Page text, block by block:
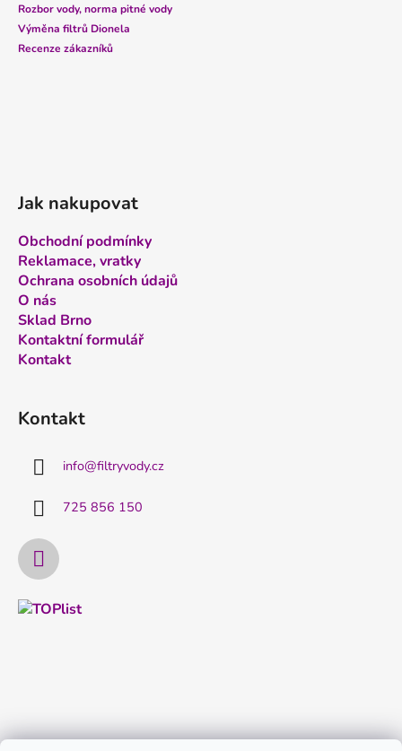
Rozbor vody, norma pitné vody
Výměna filtrů Dionela
Recenze zákazníků
Jak nakupovat
Obchodní podmínky
Reklamace, vratky
Ochrana osobních údajů
O nás
Sklad Brno
Kontaktní formulář
Kontakt
Kontakt
info@filtryvody.cz
725 856 150